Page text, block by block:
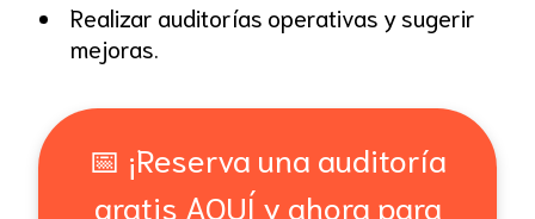
Realizar auditorías operativas y sugerir
mejoras.
📅 ¡Reserva una auditoría
gratis AQUÍ y ahora para